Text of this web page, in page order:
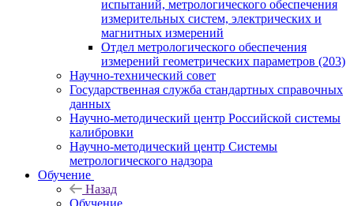
испытаний, метрологического обеспечения
измерительных систем, электрических и
магнитных измерений
Отдел метрологического обеспечения
измерений геометрических параметров (203)
Научно-технический совет
Государственная служба стандартных справочных
данных
Научно-методический центр Российской системы
калибровки
Научно-методический центр Системы
метрологического надзора
Обучение
Назад
Обучение